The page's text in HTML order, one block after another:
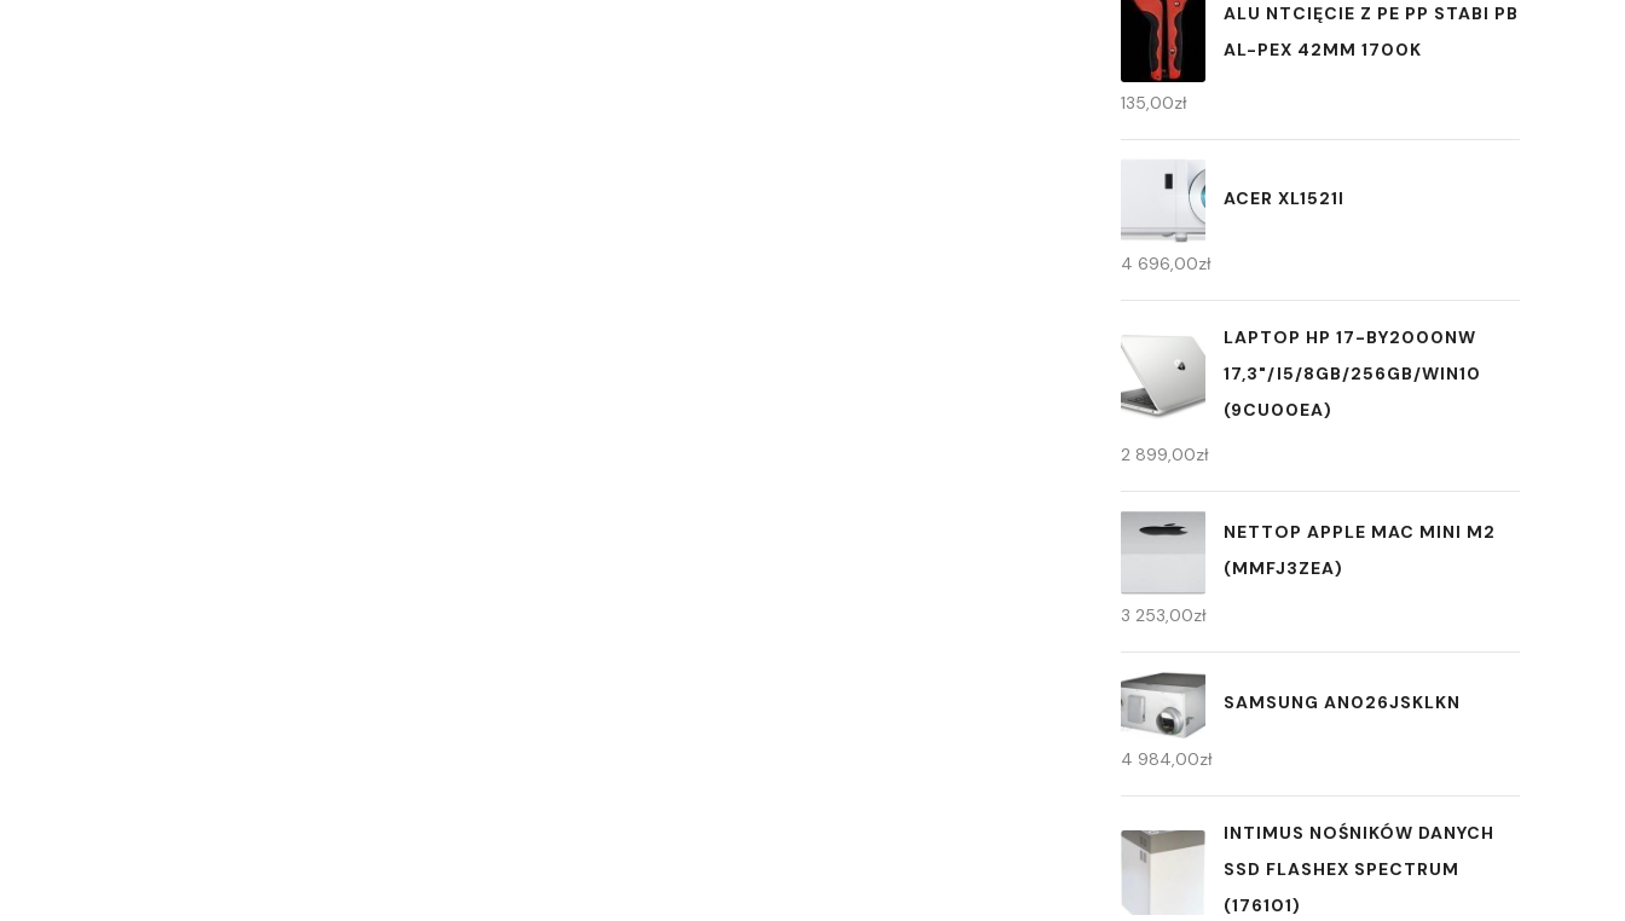
ALU NTCIĘCIE Z PE PP STABI PB
AL-PEX 42MM 1700K
135,00zł
ACER XL1521I
4 696,00zł
LAPTOP HP 17-BY2000NW
17,3"/I5/8GB/256GB/WIN10
(9CU00EA)
2 899,00zł
NETTOP APPLE MAC MINI M2
(MMFJ3ZEA)
3 253,00zł
SAMSUNG AN026JSKLKN
4 984,00zł
INTIMUS NOŚNIKÓW DANYCH
SSD FLASHEX SPECTRUM
(176101)